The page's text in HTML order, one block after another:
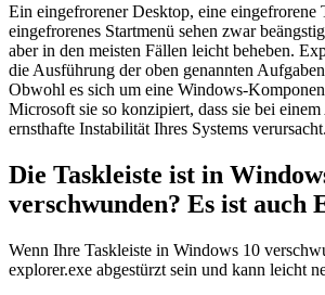
Ein eingefrorener Desktop, eine eingefrorene
eingefrorenes Startmenü sehen zwar
aber in den meisten Fällen leicht beheben.
die Ausführung der oben genannten
Obwohl es sich um eine Windows-
Microsoft sie so konzipiert, dass sie bei
ernsthafte Instabilität Ihres Systems verursacht.
Die Taskleiste ist in
verschwunden? Es ist auch
Wenn Ihre Taskleiste in Windows 10
explorer.exe abgestürzt sein und kann leicht